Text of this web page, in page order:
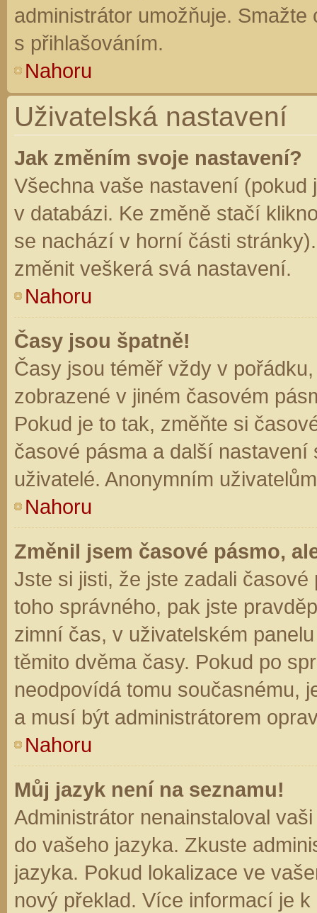
administrátor umožňuje.
s přihlašováním.
Nahoru
Uživatelská nastavení
Jak změním svoje nastavení?
Všechna vaše nastavení (pokud
v databázi. Ke změně stačí
se nachází v horní části
změnit veškerá svá nastavení.
Nahoru
Časy jsou špatně!
Časy jsou téměř vždy v
zobrazené v jiném časovém
Pokud je to tak, změňte si
časové pásma a další
uživatelé. Anonymním
Nahoru
Změnil jsem časové pásmo,
Jste si jisti, že jste zadali
toho správného, pak jste
zimní čas, v uživatelském
těmito dvěma časy. Pokud po
neodpovídá tomu současnému,
a musí být administrátorem
Nahoru
Můj jazyk není na seznamu!
Administrátor nenainstaloval
do vašeho jazyka. Zkuste
jazyka. Pokud lokalizace ve
nový překlad. Více informací je